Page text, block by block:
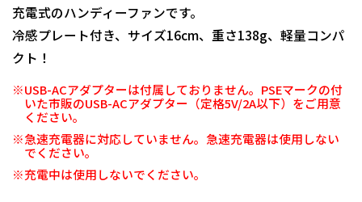
充電式のハンディーファンです。
冷感プレート付き、サイズ16cm、重さ138g、軽量コンパ
クト！
※USB-ACアダプターは付属しておりません。PSEマークの付
いた市販のUSB-ACアダプター（定格5V/2A以下）をご用意
ください。
※急速充電器に対応していません。急速充電器は使用しない
でください。
※充電中は使用しないでください。